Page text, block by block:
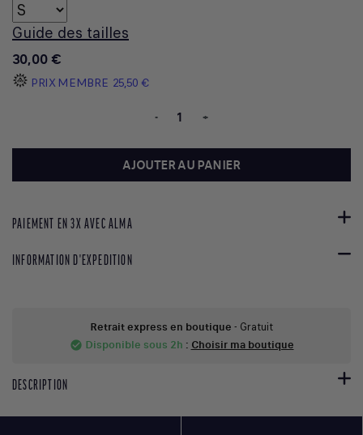
Guide des tailles
30,00 €
PRIX MEMBRE 25,50 €
- +
AJOUTER AU PANIER
PAIEMENT EN 3X AVEC ALMA
INFORMATION D'EXPEDITION
Retrait express en boutique - Gratuit
check_circle Disponible sous 2h : Choisir ma boutique
DESCRIPTION